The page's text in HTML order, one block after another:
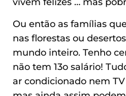
Ou então as famílias
nas florestas ou
mundo inteiro. Tenho
não tem 13o salário!
ar condicionado nem